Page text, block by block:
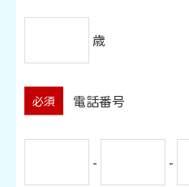
歳
電話番号
必須
-
-